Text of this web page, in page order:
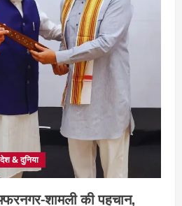
देश & दुनिया
शामली की पहचान,